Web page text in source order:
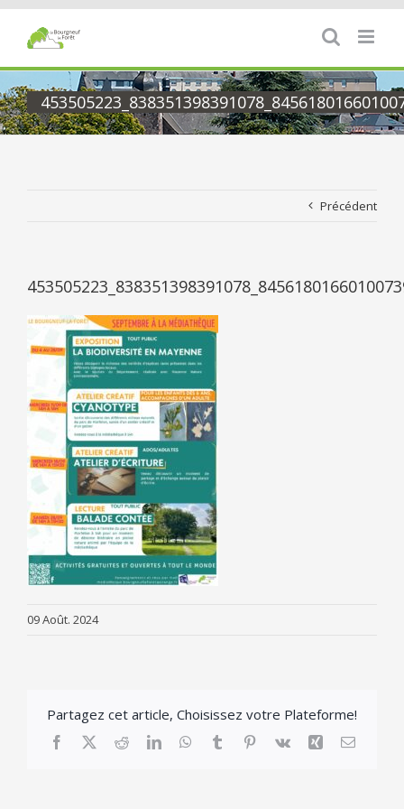
Passer
contenu
Précédent
09 Août. 2024
Partagez cet article, Choisissez votre Plateforme!
Facebook
X RedditLinkedInWhatsApp
TumblrPinterest
Vk Xing Email